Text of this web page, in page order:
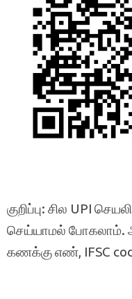
குறிப்பு: சில UPI
செய்யாமல் போகலாம்.
கணக்கு எண், IFSC